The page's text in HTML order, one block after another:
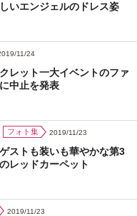
いエンジェルのドレス姿
11/24
レット一大イベントのファ
中止を発表
フォト集 2019/11/23
ストも装いも華やかな第3
レッドカーペット
2019/11/23